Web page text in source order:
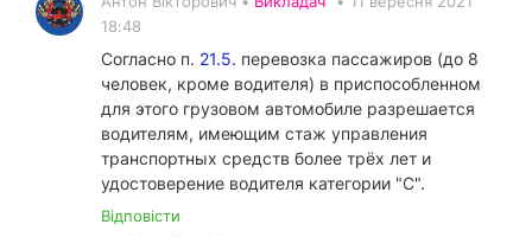
18:48
Согласно п. 21.5. перевозка пассажиров (до 8
человек, кроме водителя) в приспособленном
для этого грузовом автомобиле разрешается
водителям, имеющим стаж управления
транспортных средств более трёх лет и
удостоверение водителя категории "С".
Відповісти